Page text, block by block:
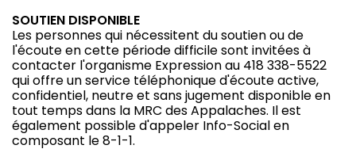
SOUTIEN DISPONIBLE
Les personnes qui nécessitent du soutien ou de
l'écoute en cette période difficile sont invitées à
contacter l'organisme Expression au 418 338-5522
qui offre un service téléphonique d'écoute active,
confidentiel, neutre et sans jugement disponible en
tout temps dans la MRC des Appalaches. Il est
également possible d'appeler Info-Social en
composant le 8-1-1.